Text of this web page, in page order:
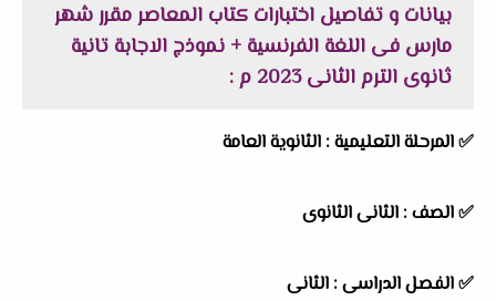
بيانات و تفاصيل اختبارات كتاب المعاصر مقرر شهر
مارس فى اللغة الفرنسية + نموذج الاجابة تانية
ثانوى الترم الثانى 2023 م :
✅ المرحلة التعليمية : الثانوية العامة
✅ الصف : الثانى الثانوى
✅ الفصل الدراسى : الثانى